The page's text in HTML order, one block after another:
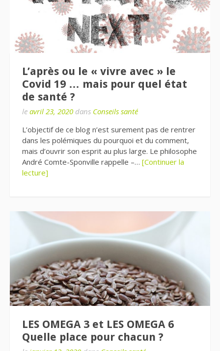
L’après ou le « vivre avec » le
Covid 19 … mais pour quel état
de santé ?
le avril 23, 2020 dans Conseils santé
L’objectif de ce blog n’est surement pas de rentrer
dans les polémiques du pourquoi et du comment,
mais d’ouvrir son esprit au plus large. Le philosophe
André Comte-Sponville rappelle –… [Continuer la
lecture]
LES OMEGA 3 et LES OMEGA 6
Quelle place pour chacun ?